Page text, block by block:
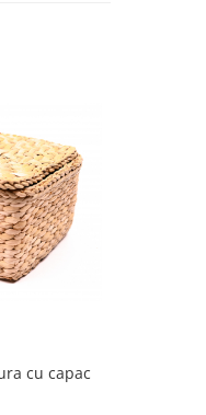
cu capac